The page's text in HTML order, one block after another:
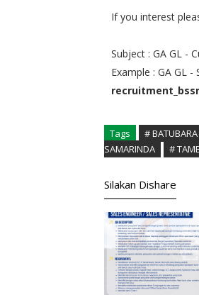
If you interest
Subject : GA GL -
Example : GA GL
Tags # BATUBARA
SAMARINDA
#
Silakan Dishare